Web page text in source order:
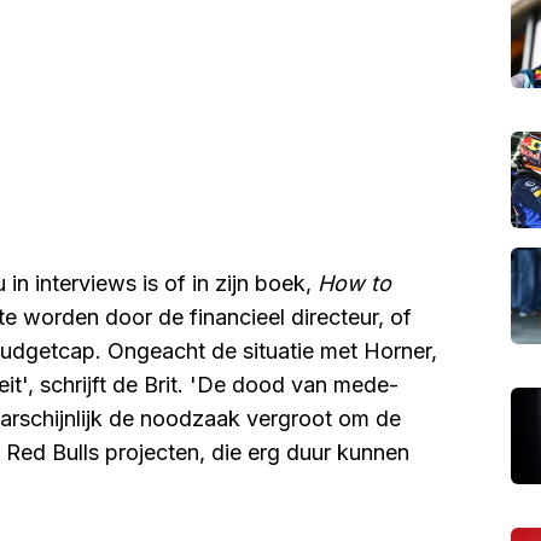
interviews is of in zijn boek, How to
worden door de financieel directeur, of
Ongeacht de situatie met Horner,
schrijft de Brit. 'De dood van mede-
de noodzaak vergroot om de
Bulls projecten, die erg duur kunnen